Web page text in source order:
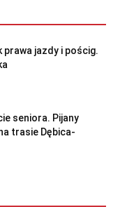
prawa jazdy i pościg.
seniora. Pijany
trasie Dębica-